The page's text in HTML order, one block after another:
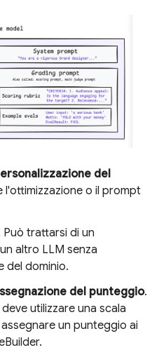
del
l'ottimizzazione o il prompt
Può trattarsi di un
altro LLM senza
del dominio.
del punteggio.
utilizzare una scala
un punteggio ai